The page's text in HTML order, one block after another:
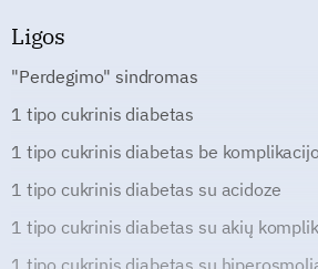
Ligos
"Perdegimo" sindromas
1 tipo cukrinis diabetas
1 tipo cukrinis diabetas be
1 tipo cukrinis diabetas su acidoze
1 tipo cukrinis diabetas su akių
1 tipo cukrinis diabetas su